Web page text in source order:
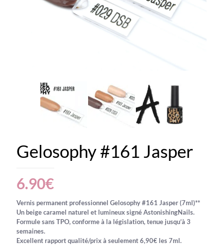
Gelosophy #161 Jasper
6.90€
Vernis permanent professionnel Gelosophy #161 Jasper (7ml)**
Un beige caramel naturel et lumineux signé AstonishingNails.
Formule sans TPO, conforme à la législation, tenue jusqu’à 3
semaines.
Excellent rapport qualité/prix à seulement 6,90€ les 7ml.